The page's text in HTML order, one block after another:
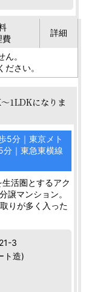
費
詳細
。
さい。
1LDKになりま
5分｜東京メト
分｜東急東横線
活圏とするアク
譲マンション。
りが多く入った
3
ト造)